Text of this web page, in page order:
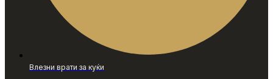
Влезни врати за куќи